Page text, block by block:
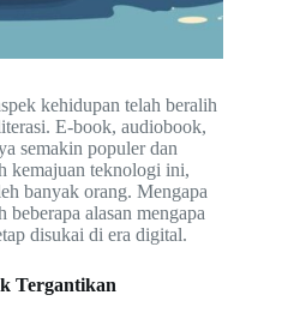
kehidupan telah beralih
E-book, audiobook,
semakin populer dan
kemajuan teknologi ini,
banyak orang. Mengapa
alasan mengapa
disukai di era digital.
Tergantikan